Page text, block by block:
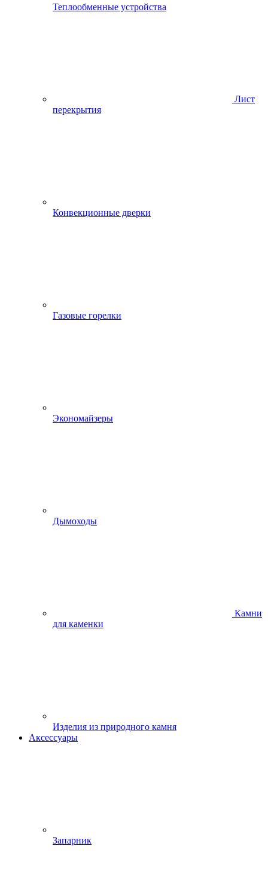
Теплообменные устройства
Лист
перекрытия
Конвекционные дверки
Газовые горелки
Экономайзеры
Дымоходы
Камни
для каменки
Изделия из природного камня
Аксессуары
Запарник